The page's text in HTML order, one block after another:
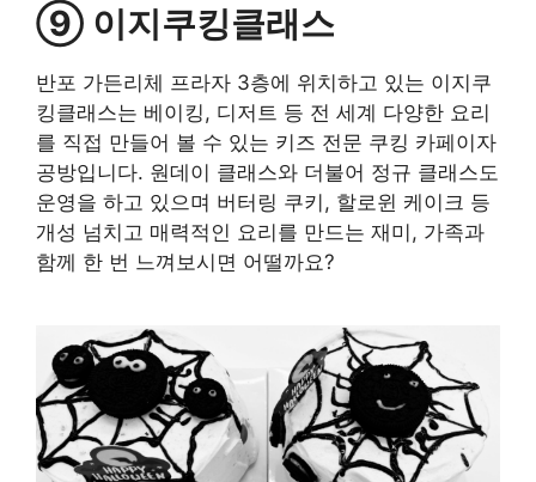
⑨ 이지쿠킹클래스
반포 가든리체 프라자 3층에 위치하고 있는 이지쿠
킹클래스는 베이킹, 디저트 등 전 세계 다양한 요리
를 직접 만들어 볼 수 있는 키즈 전문 쿠킹 카페이자
공방입니다. 원데이 클래스와 더불어 정규 클래스도
운영을 하고 있으며 버터링 쿠키, 할로윈 케이크 등
개성 넘치고 매력적인 요리를 만드는 재미, 가족과
함께 한 번 느껴보시면 어떨까요?